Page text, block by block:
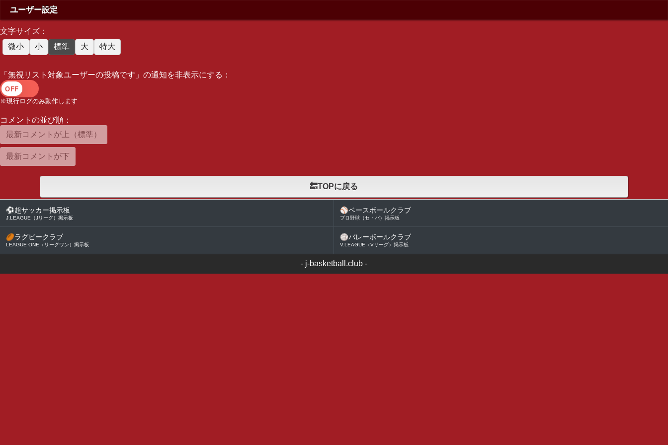
ユーザー設定
文字サイズ：
微小
小 標準 大 特大
「無視リスト対象ユーザーの投稿です」の通知を非表示にする：
※現行ログのみ動作します
コメントの並び順：
最新コメントが上（標準）
最新コメントが下
🔙TOPに戻る
⚽超サッカー掲示板
J.LEAGUE（Jリーグ）掲示板
⚾ベースボールクラブ
プロ野球（セ・パ）掲示板
🏉ラグビークラブ
LEAGUE ONE（リーグワン）掲示板
🏐バレーボールクラブ
V.LEAGUE（Vリーグ）掲示板
- j-basketball.club -